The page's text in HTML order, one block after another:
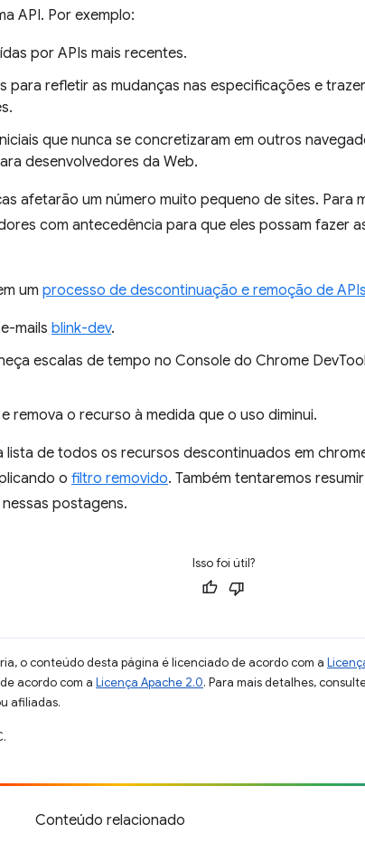
API. Por exemplo:
por APIs mais recentes.
para refletir as mudanças nas especificações e
que nunca se concretizaram em outros
desenvolvedores da Web.
afetarão um número muito pequeno de sites. Para
com antecedência para que eles possam fazer
um processo de descontinuação e remoção de APIs
mails blink-dev.
escalas de tempo no Console do Chrome
remova o recurso à medida que o uso diminui.
lista de todos os recursos descontinuados em
o filtro removido. Também tentaremos
postagens.
Isso foi útil?
o conteúdo desta página é licenciado de acordo com a
acordo com a Licença Apache 2.0. Para mais detalhes,
afiliadas.
Conteúdo relacionado